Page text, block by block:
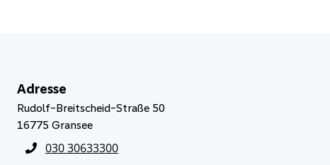
Adresse
Rudolf-Breitscheid-Straße 50
16775 Gransee
030 30633300